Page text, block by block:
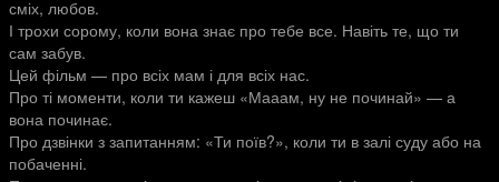
сміх, любов.
І трохи сорому, коли вона знає про тебе все. Навіть те, що ти
сам забув.
Цей фільм — про всіх мам і для всіх нас.
Про ті моменти, коли ти кажеш «Мааам, ну не починай» — а
вона починає.
Про дзвінки з запитанням: «Ти поїв?», коли ти в залі суду або на
побаченні.